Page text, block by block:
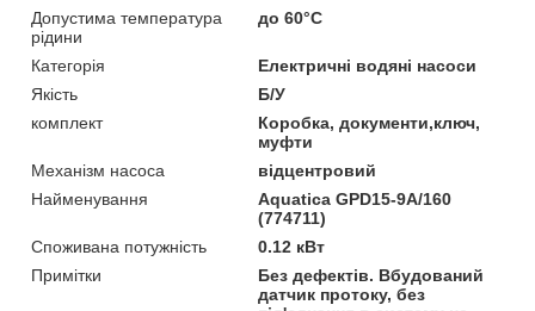
Допустима температура
рідини
до 60°C
Категорія
Електричні водяні насоси
Якість
Б/У
комплект
Коробка, документи,ключ,
муфти
Механізм насоса
відцентровий
Найменування
Aquatica GPD15-9A/160
(774711)
Споживана потужність
0.12 кВт
Примітки
Без дефектів. Вбудований
датчик протоку, без